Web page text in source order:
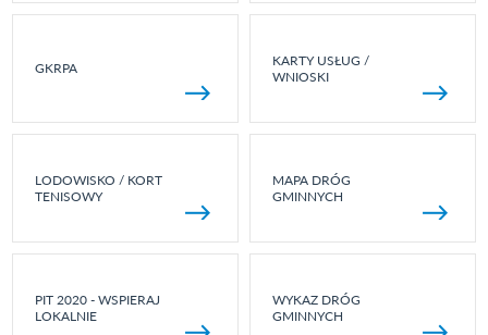
GKRPA
KARTY USŁUG /
WNIOSKI
LODOWISKO / KORT
TENISOWY
MAPA DRÓG
GMINNYCH
PIT 2020 - WSPIERAJ
LOKALNIE
WYKAZ DRÓG
GMINNYCH